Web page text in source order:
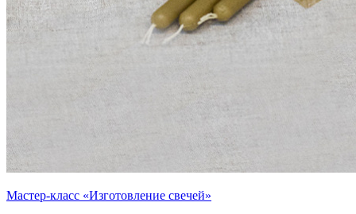
Мастер-класс «Изготовление свечей»